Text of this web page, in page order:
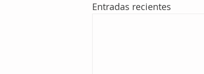
Entradas recientes